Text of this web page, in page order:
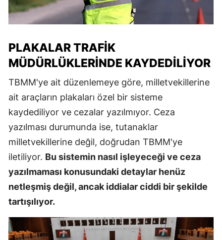
PLAKALAR TRAFIK
MÜDÜRLÜKLERINDE KAYDEDILIYOR
TBMM'ye ait düzenlemeye göre, milletvekillerine
ait araçların plakaları özel bir sisteme
kaydediliyor ve cezalar yazılmıyor. Ceza
yazılması durumunda ise, tutanaklar
milletvekillerine değil, doğrudan TBMM'ye
iletiliyor. Bu sistemin nasıl işleyeceği ve ceza
yazılmaması konusundaki detaylar henüz
netleşmiş değil, ancak iddialar ciddi bir şekilde
tartışılıyor.